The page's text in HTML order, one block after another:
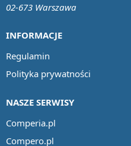
INFORMACJE
Regulamin
Polityka prywatności
NASZE SERWISY
Comperia.pl
Compero.pl
02-673 Warszawa